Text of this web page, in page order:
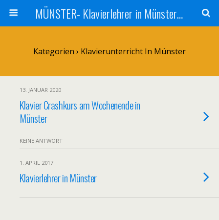
MÜNSTER- Klavierlehrer in Münster - Klavier - Unterricht Münster
Kategorien › Klavierunterricht In Münster
13. JANUAR 2020
Klavier Crashkurs am Wochenende in
Münster
KEINE ANTWORT
1. APRIL 2017
Klavierlehrer in Münster